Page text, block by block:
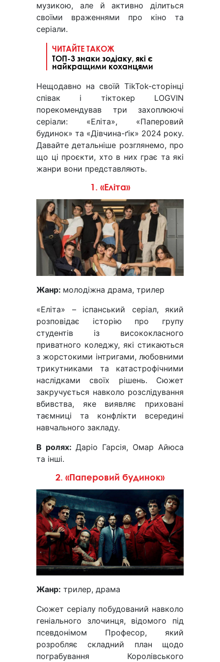
музикою, але й активно ділиться
своїми враженнями про кіно та
серіали.
ЧИТАЙТЕ ТАКОЖ
ТОП-3 знаки зодіаку, які є
найкращими коханцями
Нещодавно на своїй TikTok-сторінці
cпівак і тіктокер LOGVIN
порекомендував три захоплюючі
серіали: «Еліта», «Паперовий
будинок» та «Дівчина-ґік» 2024 року.
Давайте детальніше розглянемо, про
що ці проєкти, хто в них грає та які
жанри вони представляють.
1. «Еліта»
Жанр: молодіжна драма, трилер
«Еліта» – іспанський серіал, який
розповідає історію про групу
студентів із висококласного
приватного коледжу, які стикаються
з жорстокими інтригами, любовними
трикутниками та катастрофічними
наслідками своїх рішень. Сюжет
закручується навколо розслідування
вбивства, яке виявляє приховані
таємниці та конфлікти всередині
навчального закладу.
В ролях: Даріо Гарсія, Омар Айюса
та інші.
2. «Паперовий будинок»
Жанр: трилер, драма
Сюжет серіалу побудований навколо
геніального злочинця, відомого під
псевдонімом Професор, який
розробляє складний план щодо
пограбування Королівського